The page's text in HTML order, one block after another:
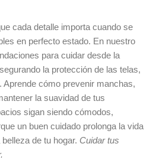
cada detalle importa cuando se
en perfecto estado. En nuestro
para cuidar desde la
la protección de las telas,
cómo prevenir manchas,
la suavidad de tus
sigan siendo cómodos,
un buen cuidado prolonga la vida
de tu hogar. Cuidar tus